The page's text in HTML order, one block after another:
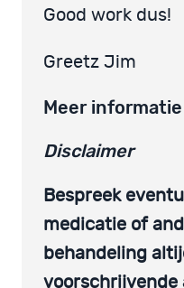
Good work dus!
Greetz Jim
Meer informatie
Disclaimer
Bespreek
medicatie of
behandeling
voorschrijvende